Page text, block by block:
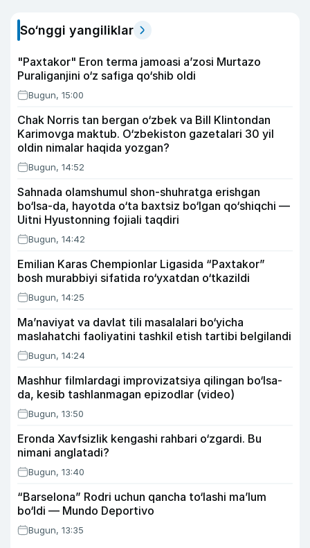
So‘nggi yangiliklar
"Paxtakor" Eron terma jamoasi a’zosi Murtazo
Puraliganjini o‘z safiga qo‘shib oldi
Bugun, 15:00
Chak Norris tan bergan o‘zbek va Bill Klintondan
Karimovga maktub. O‘zbekiston gazetalari 30 yil
oldin nimalar haqida yozgan?
Bugun, 14:52
Sahnada olamshumul shon-shuhratga erishgan
bo‘lsa-da, hayotda o‘ta baxtsiz bo‘lgan qo‘shiqchi —
Uitni Hyustonning fojiali taqdiri
Bugun, 14:42
Emilian Karas Chempionlar Ligasida “Paxtakor”
bosh murabbiyi sifatida ro‘yxatdan o‘tkazildi
Bugun, 14:25
Ma’naviyat va davlat tili masalalari bo‘yicha
maslahatchi faoliyatini tashkil etish tartibi belgilandi
Bugun, 14:24
Mashhur filmlardagi improvizatsiya qilingan bo‘lsa-
da, kesib tashlanmagan epizodlar (video)
Bugun, 13:50
Eronda Xavfsizlik kengashi rahbari o‘zgardi. Bu
nimani anglatadi?
Bugun, 13:40
“Barselona” Rodri uchun qancha to‘lashi ma’lum
bo‘ldi — Mundo Deportivo
Bugun, 13:35